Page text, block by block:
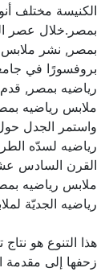
الكنيسة مختلف
بمصر.خلال عصر
بمصر, نشر ملابس
بروفسورًا في جامعة
رياضيه بمصر,
ملابس رياضيه
واستمر الجدل
رياضيه لسدّه
القرن السادس
ملابس رياضيه
رياضيه الجديّة
هذا التنوع هو
زحفها إلى مقدمة